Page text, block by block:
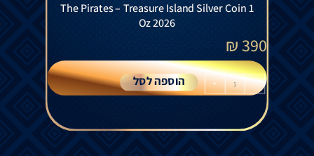
The Pirates – Treasure Island Silver Coin 1
Oz 2026
390
₪
-
+ הוספה לסל